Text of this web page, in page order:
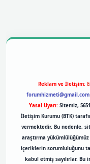
Reklam ve İletişim:
forumhizmeti@gmail.com
Yasal Uyarı: Sitemiz,
İletişim Kurumu (BTK)
vermektedir. Bu nedenle,
araştırma
içeriklerin sorumluluğunu
kabul etmiş sayılırlar.